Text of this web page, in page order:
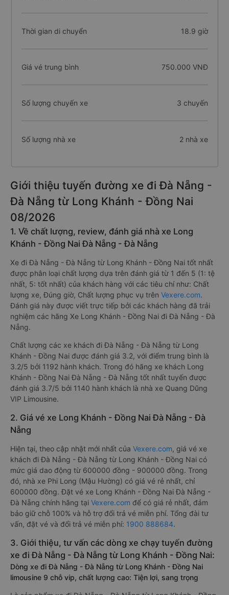
Thời gian di chuyển 18.9 giờ
Giá vé trung bình 750.000 VNĐ
Số lượng chuyến xe 3 chuyến
Số lượng nhà xe 2 nhà xe
Giới thiệu tuyến đường xe đi Đà Nẵng -
Đà Nẵng từ Long Khánh - Đồng Nai
08/2026
1. Về chất lượng, review, đánh giá nhà xe Long
Khánh - Đồng Nai Đà Nẵng - Đà Nẵng
Xe đi Đà Nẵng - Đà Nẵng từ Long Khánh - Đồng Nai tốt nhất
được phân loại chất lượng dựa trên đánh giá từ 1 đến 5 (1: tệ
nhất, 5: tốt nhất) của khách hàng với các tiêu chí như: Chất
lượng xe, Đúng giờ, Chất lượng phục vụ trên Vexere.com.
Đánh giá này được viết trực tiếp bởi các khách hàng đã trải
nghiệm các hãng Xe Long Khánh - Đồng Nai đi Đà Nẵng - Đà
Nẵng.
Chất lượng các xe khách đi Đà Nẵng - Đà Nẵng từ Long
Khánh - Đồng Nai được đánh giá 3.2, với điểm trung bình là
3.2/5 bởi 1192 hành khách. Trong đó hãng xe khách Long
Khánh - Đồng Nai Đà Nẵng - Đà Nẵng tốt nhất tuyến được
đánh giá 3.7/5 bởi 1140 hành khách là nhà xe Quang Dũng
VIP Limousine.
2. Giá vé xe Long Khánh - Đồng Nai Đà Nẵng - Đà
Nẵng
Hiện tại, theo cập nhật mới nhất của Vexere.com, giá vé xe
khách đi Đà Nẵng - Đà Nẵng từ Long Khánh - Đồng Nai có
mức giá dao động từ 600000 đồng - 900000 đồng. Trong
đó, nhà xe Phi Long (Mậu Hường) có giá vé rẻ nhất, chỉ
600000 đồng. Đặt vé xe Long Khánh - Đồng Nai Đà Nẵng -
Đà Nẵng chính hãng tại Vexere.com để có giá rẻ nhất, đảm
bảo giữ chỗ 100% và hỗ trợ đổi trả vé miễn phí. Tổng đài tư
vấn, đặt vé và đổi trả vé miễn phí: 1900 888684.
3. Giới thiệu, tư vấn các dòng xe chạy tuyến đường
xe đi Đà Nẵng - Đà Nẵng từ Long Khánh - Đồng Nai:
Dòng xe đi Đà Nẵng - Đà Nẵng từ Long Khánh - Đồng Nai
limousine 9 chỗ vip, chất lượng cao: Tiện lợi, sang trọng